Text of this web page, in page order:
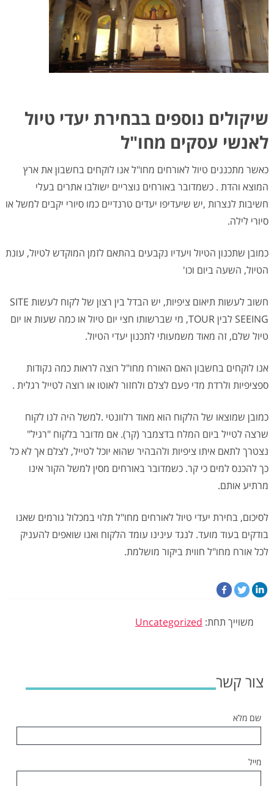
שיקולים נוספים בבחירת יעדי טיול
לאנשי עסקים מחו"ל
כאשר מתכננים טיול לאורחים מחו"ל אנו לוקחים בחשבון את ארץ
המוצא והדת . כשמדובר באורחים נוצריים ישולבו אתרים בעלי
חשיבות לנצרות ,יש שיעדיפו יעדים טרנדיים כמו סיורי יקבים למשל או
סיורי לילה.
כמובן שתכנון הטיול ויעדיו נקבעים בהתאם לזמן המוקדש לטיול, עונת
הטיול, השעה ביום וכו'
חשוב לעשות תיאום ציפיות, יש הבדל בין רצון של לקוח לעשות SITE
SEEING לבין TOUR, מי שברשותו חצי יום טיול או כמה שעות או יום
טיול שלם, זה מאוד משמעותי לתכנון יעדי הטיול.
אנו לוקחים בחשבון האם האורח מחו"ל רוצה לראות כמה נקודות
ספציפיות ולרדת מדי פעם לצלם ולחזור לאוטו או רוצה לטייל רגלית .
כמובן שמוצאו של הלקוח הוא מאוד רלוונטי .למשל היה לנו לקוח
שרצה לטייל ביום המלח בדצמבר (קר). אם מדובר בלקוח "רגיל"
נצטרך לתאם איתו ציפיות ולהבהיר שהוא יוכל לטייל, לצלם אך לא כל
כך להכנס למים כי קר. כשמדובר באורחים מסין למשל הקור אינו
מרתיע אותם.
לסיכום, בחירת יעדי טיול לאורחים מחו"ל תלוי במכלול גורמים שאנו
בודקים בעוד מועד. לנגד עינינו עומד הלקוח ואנו שואפים להעניק
לכל אורח מחו"ל חווית ביקור מושלמת.
משוייך תחת: Uncategorized
צור קשר
שם מלא
מייל